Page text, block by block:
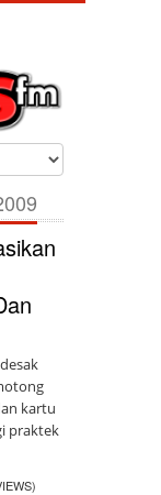
kartu
praktek